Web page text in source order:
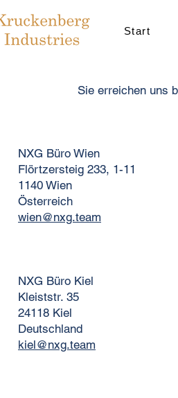
Start
Sie erreichen uns
NXG Büro Wien
Flörtzersteig 233, 1-11
1140 Wien
Österreich​​
wien@nxg.team
NXG Büro Kiel
Kleiststr. 35
24118 Kiel
Deutschland
kiel@nxg.team